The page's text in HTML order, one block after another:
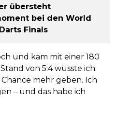
übersteht
bei den World
Finals
und kam mit einer 180
von 5:4 wusste ich:
mehr geben. Ich
– und das habe ich